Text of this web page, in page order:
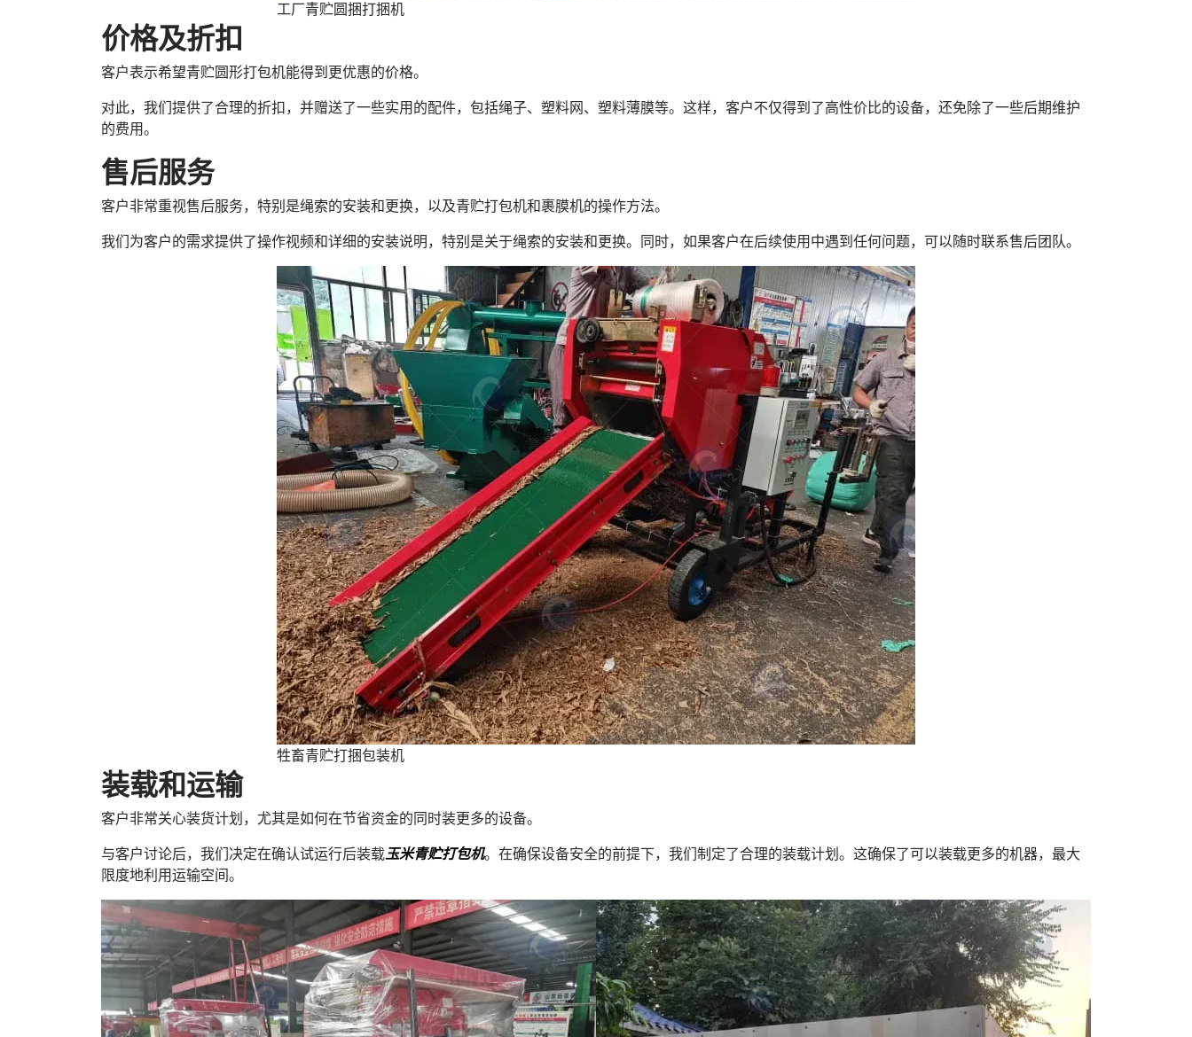
工厂青贮圆捆打捆机
价格及折扣
客户表示希望青贮圆形打包机能得到更优惠的价格。
对此，我们提供了合理的折扣，并赠送了一些实用的配件，包括绳子、塑料网、塑料薄膜等。这样，客户不仅得到了高性价比的设备，还免除了一些后期维护
的费用。
售后服务
客户非常重视售后服务，特别是绳索的安装和更换，以及青贮打包机和裹膜机的操作方法。
我们为客户的需求提供了操作视频和详细的安装说明，特别是关于绳索的安装和更换。同时，如果客户在后续使用中遇到任何问题，可以随时联系售后团队。
牲畜青贮打捆包装机
装载和运输
客户非常关心装货计划，尤其是如何在节省资金的同时装更多的设备。
与客户讨论后，我们决定在确认试运行后装载玉米青贮打包机。在确保设备安全的前提下，我们制定了合理的装载计划。这确保了可以装载更多的机器，最大
限度地利用运输空间。